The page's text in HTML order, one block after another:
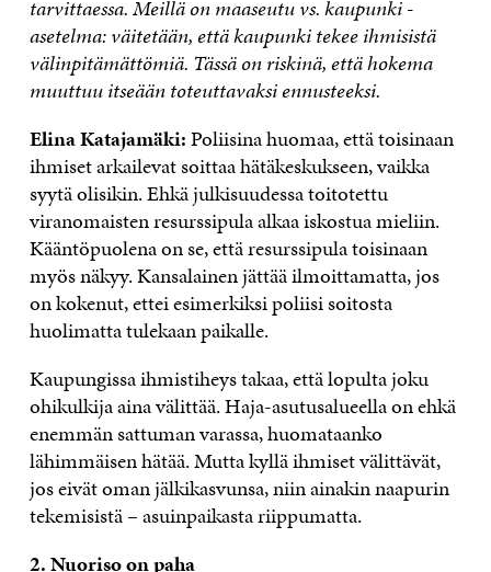
tarvittaessa. Meillä on maaseutu vs. kaupunki -
asetelma: väitetään, että kaupunki tekee ihmisistä
välinpitämättömiä. Tässä on riskinä, että hokema
muuttuu itseään toteuttavaksi ennusteeksi.
Elina Katajamäki:Poliisina huomaa, että toisinaan
ihmiset arkailevat soittaa hätäkeskukseen, vaikka
syytä olisikin. Ehkä julkisuudessa toitotettu
viranomaisten resurssipula alkaa iskostua mieliin.
Kääntöpuolena on se, että resurssipula toisinaan
myös näkyy. Kansalainen jättää ilmoittamatta, jos
on kokenut, ettei esimerkiksi poliisi soitosta
huolimatta tulekaan paikalle.
Kaupungissa ihmistiheys takaa, että lopulta joku
ohikulkija aina välittää. Haja-asutusalueella on ehkä
enemmän sattuman varassa, huomataanko
lähimmäisen hätää. Mutta kyllä ihmiset välittävät,
jos eivät oman jälkikasvunsa, niin ainakin naapurin
tekemisistä – asuinpaikasta riippumatta.
2. Nuoriso on paha